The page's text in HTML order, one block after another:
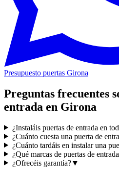
Presupuesto puertas Girona
Preguntas frecuentes
entrada en Girona
¿Instaláis puertas de entrada en
¿Cuánto cuesta una puerta de
¿Cuánto tardáis en instalar una
¿Qué marcas de puertas de
¿Ofrecéis garantía?▼